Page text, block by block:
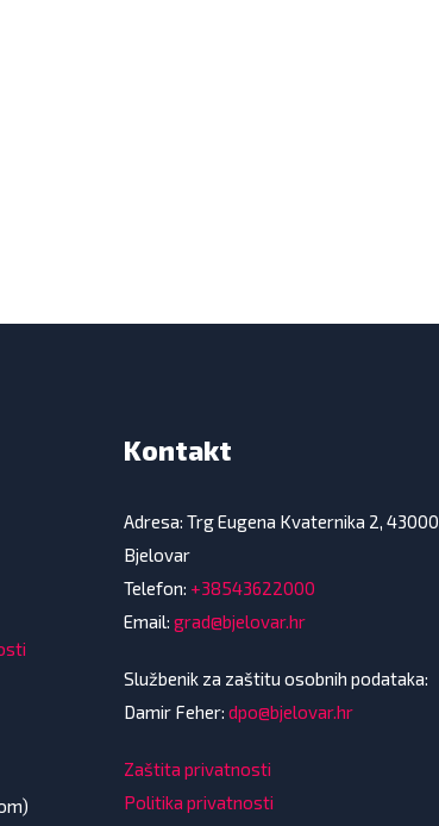
Kontakt
Adresa: Trg Eugena Kvaternika 2, 43000
Bjelovar
Telefon: +38543622000
Email: grad@bjelovar.hr
Službenik za zaštitu osobnih podataka:
Damir Feher: dpo@bjelovar.hr
Zaštita privatnosti
Politika privatnosti